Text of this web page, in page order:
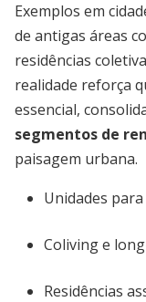
Exemplos em
de antigas áreas
residências
realidade reforça
essencial,
segmentos de
paisagem urbana.
Unidades
Coliving e
Residências